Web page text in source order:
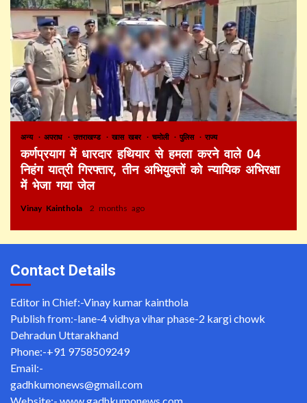
अन्य अपराध उत्तराखण्ड खास खबर चमोली पुलिस राज्य
कर्णप्रयाग में धारदार हथियार से हमला करने वाले 04
निहंग यात्री गिरफ्तार, तीन अभियुक्तों को न्यायिक अभिरक्षा
में भेजा गया जेल
Vinay Kainthola 2 months ago
Contact Details
Editor in Chief:-Vinay kumar kainthola
Publish from:-lane-4 vidhya vihar phase-2 kargi chowk
Dehradun Uttarakhand
Phone:-+91 9758509249
Email:-
gadhkumonews@gmail.com